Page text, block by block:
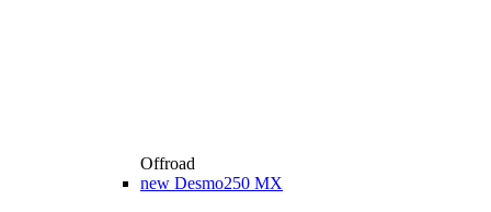
Offroad
new Desmo250 MX